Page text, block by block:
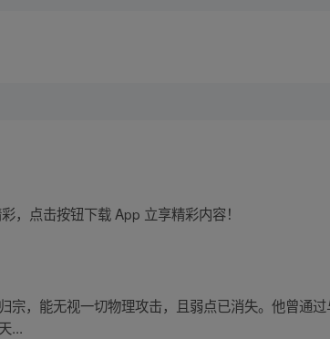
，点击按钮下载 App 立享精彩内容！
，能无视一切物理攻击，且弱点已消失。他曾通
...